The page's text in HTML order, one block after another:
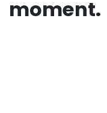
moment.